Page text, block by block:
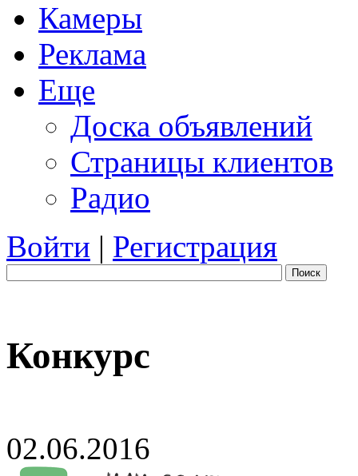
Камеры
Реклама
Еще
Доска объявлений
Страницы клиентов
Радио
Войти | Регистрация
Поиск
Конкурс
02.06.2016